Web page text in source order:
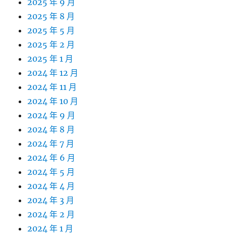
2025 年 9 月
2025 年 8 月
2025 年 5 月
2025 年 2 月
2025 年 1 月
2024 年 12 月
2024 年 11 月
2024 年 10 月
2024 年 9 月
2024 年 8 月
2024 年 7 月
2024 年 6 月
2024 年 5 月
2024 年 4 月
2024 年 3 月
2024 年 2 月
2024 年 1 月